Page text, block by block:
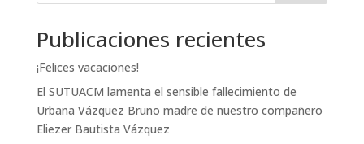
Publicaciones recientes
¡Felices vacaciones!
El SUTUACM lamenta el sensible fallecimiento de
Urbana Vázquez Bruno madre de nuestro compañero
Eliezer Bautista Vázquez